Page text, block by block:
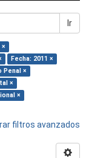
Ir
Fecha: 2011 ×
Penal ×
×
×
filtros avanzados